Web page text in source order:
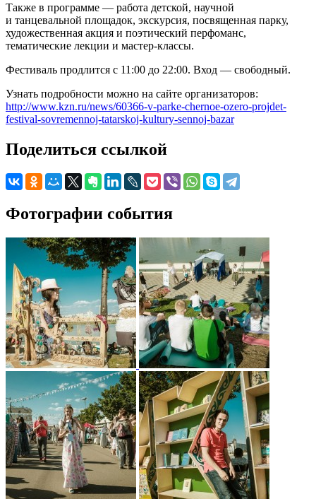
Также в программе — работа детской, научной
и танцевальной площадок, экскурсия, посвященная парку,
художественная акция и поэтический перфоманс,
тематические лекции и мастер-классы.
Фестиваль продлится с 11:00 до 22:00. Вход — свободный.
Узнать подробности можно на сайте организаторов:
http://www.kzn.ru/news/60366-v-parke-chernoe-ozero-projdet-
festival-sovremennoj-tatarskoj-kultury-sennoj-bazar
Поделиться ссылкой
Фотографии события